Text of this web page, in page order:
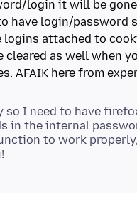
login it will be
have login/password
logins attached to
cleared as well when
so I need to have
in the internal
to work